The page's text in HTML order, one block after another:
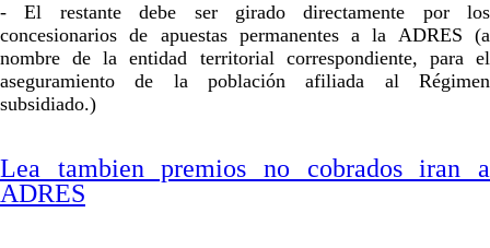
- El restante debe ser girado directamente por los
concesionarios de apuestas permanentes a la ADRES (a
nombre de la entidad territorial correspondiente, para el
aseguramiento de la población afiliada al Régimen
subsidiado.)
Lea tambien premios no cobrados iran a
ADRES